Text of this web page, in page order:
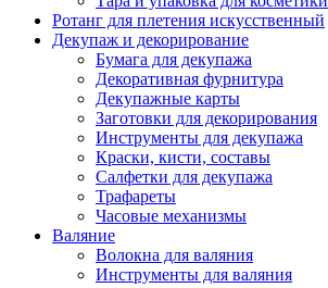
Ротанг для плетения искусственный
Декупаж и декорирование
Бумага для декупажа
Декоративная фурнитура
Декупажные карты
Заготовки для декорирования
Инструменты для декупажа
Краски, кисти, составы
Салфетки для декупажа
Трафареты
Часовые механизмы
Валяние
Волокна для валяния
Инструменты для валяния